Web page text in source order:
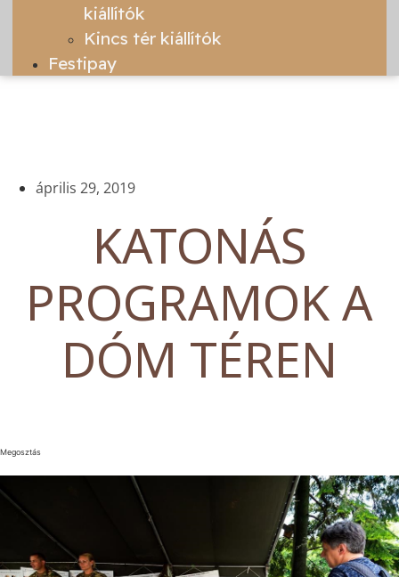
kiállítók
Kincs tér kiállítók
Festipay
április 29, 2019
KATONÁS
PROGRAMOK A
DÓM TÉREN
Megosztás